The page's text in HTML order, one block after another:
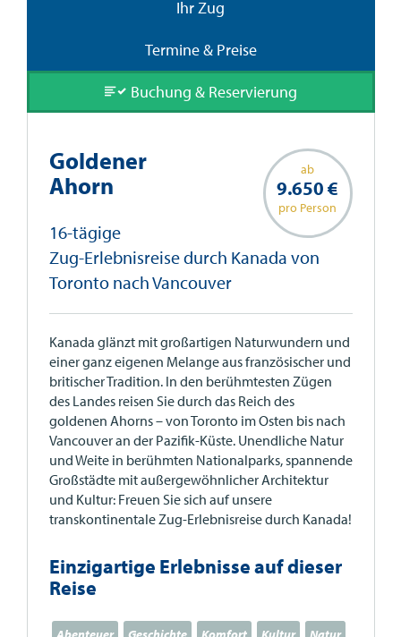
Ihr Zug
Termine & Preise
Buchung & Reservierung
ab
9.650 €
pro Person
Goldener
Ahorn
16-tägige
Zug-Erlebnisreise durch Kanada von
Toronto nach Vancouver
Kanada glänzt mit großartigen Naturwundern und
einer ganz eigenen Melange aus französischer und
britischer Tradition. In den berühmtesten Zügen
des Landes reisen Sie durch das Reich des
goldenen Ahorns – von Toronto im Osten bis nach
Vancouver an der Pazifik-Küste. Unendliche Natur
und Weite in berühmten Nationalparks, spannende
Großstädte mit außergewöhnlicher Architektur
und Kultur: Freuen Sie sich auf unsere
transkontinentale Zug-Erlebnisreise durch Kanada!
Einzigartige Erlebnisse auf dieser
Reise